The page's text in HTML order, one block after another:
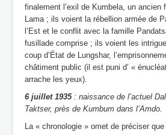
finalement l’exil de Kumbela, un ancien
Lama ; ils voient la rébellion armée de
l’Est et le conflit avec la famille
fusillade comprise ; ils voient les
coup d’État de Lungshar,
châtiment public (il est puni d’ «
arrache les yeux).
6 juillet 1935 : naissance de l’actuel
Taktser, près de Kumbum dans l’Amdo.
La « chronologie » omet de préciser